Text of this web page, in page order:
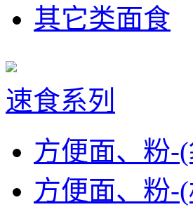
其它类面食
速食系列
方便面、粉-
方便面、粉-